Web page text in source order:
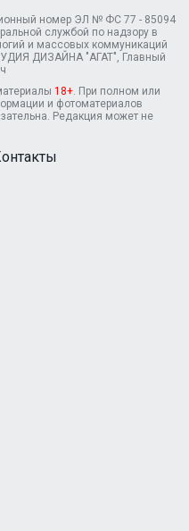
номер ЭЛ № ФС 77 - 85094
службой по надзору в
и массовых коммуникаций
ДИЗАЙНА "АГАТ", Главный
18+. При полном или
и фотоматериалов
Редакция может не